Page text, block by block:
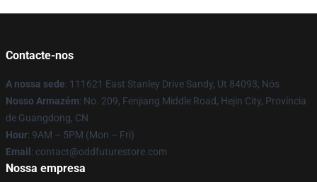
Contacte-nos
A nossa sede: 111621 East Stanley Drive Sandy, Ut 84093, Nós
Nosso Armazém: No. 209, Fenjiang Middle Road, Hejin City, Província
de Guangdong, CN
Hour: 9AM – 5PM (Mon – Fri)
Email : contact@oddfuturestore.com
Nossa empresa